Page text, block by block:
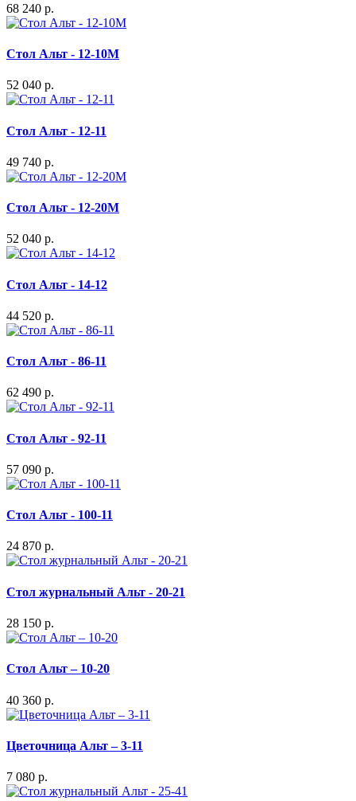
68 240 р.
Стол Альт - 12-10М
52 040 р.
Стол Альт - 12-11
49 740 р.
Стол Альт - 12-20М
52 040 р.
Стол Альт - 14-12
44 520 р.
Стол Альт - 86-11
62 490 р.
Стол Альт - 92-11
57 090 р.
Стол Альт - 100-11
24 870 р.
Стол журнальный Альт - 20-21
28 150 р.
Стол Альт – 10-20
40 360 р.
Цветочница Альт – 3-11
7 080 р.